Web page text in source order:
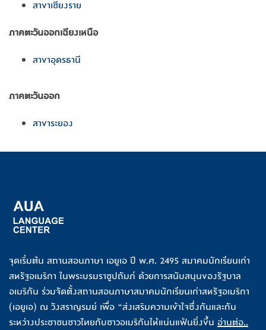
สาขาเชียงราย
ภาคตะวันออกเฉียงเหนือ
สาขาอุดรธานี
ภาคตะวันออก
สาขาระยอง
จุดเริ่มต้น สถานสอนภาษา เอยูเอ ปี พ.ศ. 2495 สมาคมนักเรียนเก่า
สหรัฐอเมริกา ในพระบรมราชูปถัมภ์ ด้วยการสนับสนุนของรัฐบาล
อเมริกัน ร่วมจัดตั้งสถานสอนภาษาสมาคมนักเรียนเก่าสหรัฐอเมริกา
(เอยูเอ) ณ วังสราญรมย์ เพื่อ “ส่งเสริมความเข้าใจซึ่งกันและกัน
ระหว่างประชาชนชาวไทยกับชาวอเมริกันให้แน่นแฟ้นยิ่งขึ้น อ่านต่อ..